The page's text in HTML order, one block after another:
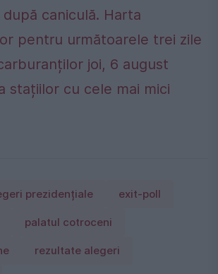
caniculă. Harta
pentru următoarele trei zile
joi, 6 august
stațiilor cu cele mai mici
prezidențiale exit-poll
palatul cotroceni
rezultate alegeri